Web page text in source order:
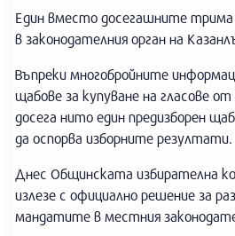
Един вместо досегашните
в законодателния орган на
Въпреки многобройните
щабове за купуване на гласове
досега нито един предизборен
да оспорва изборните резултати.
Днес Общинската избирателна
излезе с официално решение за
мандатите в местния